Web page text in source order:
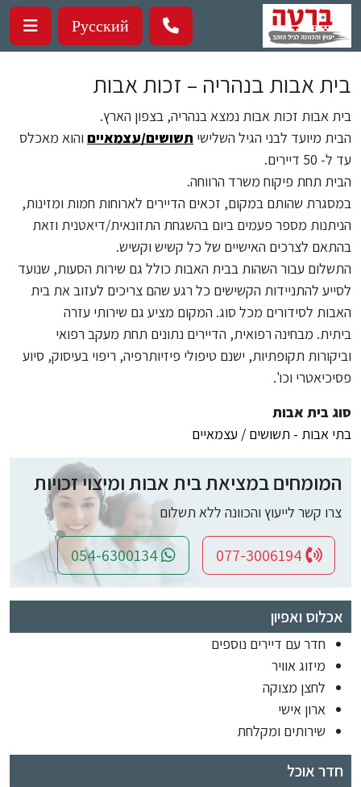
דילוג לתוכן העיקרי
Русский
בית אבות בנהריה – זכות אבות
בית אבות זכות אבות נמצא בנהריה, בצפון הארץ.
הבית מיועד לבני הגיל השלישי תשושים/עצמאייםוהוא מאכלס
עד ל- 50 דיירים.
הבית תחת פיקוח משרד הרווחה.
במסגרת שהותם במקום, זכאים הדיירים לארוחות חמות ומזינות,
הניתנות מספר פעמים ביום בהשגחת התזונאית/דיאטנית וזאת
בהתאם לצרכים האישיים של כל קשיש וקשיש.
התשלום עבור השהות בבית האבות כולל גם שירות הסעות, שנועד
לסייע להתניידות הקשישים כל רגע שהם צריכים לעזוב את בית
האבות לסידורים מכל סוג. המקום מציע גם שירותי עזרה
ביתית. מבחינה רפואית, הדיירים נתונים תחת מעקב רפואי
וביקורות תקופתיות, ישנם טיפולי פיזיותרפיה, ריפוי בעיסוק, סיוע
פסיכיאטרי וכו'.
סוג בית אבות
בתי אבות - תשושים / עצמאיים
המומחים במציאת בית אבות ומיצוי זכויות
צרו קשר לייעוץ והכוונה ללא תשלום
אכלוס ואפיון
חדר עם דיירים נוספים
מיזוג אוויר
לחצן מצוקה
ארון אישי
שירותים ומקלחת
חדר אוכל